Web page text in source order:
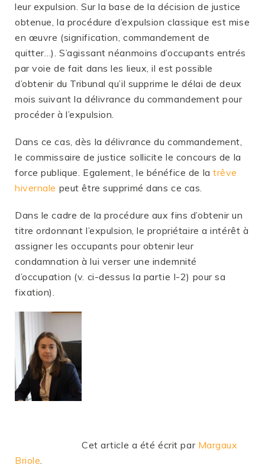
leur expulsion. Sur la base de la décision de justice
obtenue, la procédure d’expulsion classique est mise
en œuvre (signification, commandement de
quitter…). S’agissant néanmoins d’occupants entrés
par voie de fait dans les lieux, il est possible
d’obtenir du Tribunal qu’il supprime le délai de deux
mois suivant la délivrance du commandement pour
procéder à l’expulsion.
Dans ce cas, dès la délivrance du commandement,
le commissaire de justice sollicite le concours de la
force publique. Egalement, le bénéfice de latrêve
hivernale peut être supprimé dans ce cas.
Dans le cadre de la procédure aux fins d’obtenir un
titre ordonnant l’expulsion, le propriétaire a intérêt à
assigner les occupants pour obtenir leur
condamnation à lui verser une indemnité
d’occupation (v. ci-dessus la partie I-2) pour sa
fixation).
Cet article a été écrit par Margaux
Briole